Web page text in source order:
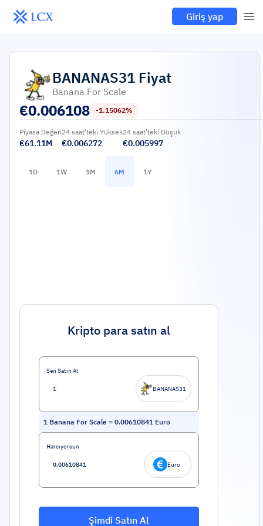
Giriş yap
BANANAS31 Fiyat
Banana For Scale
€0.006108 -1.15062%
Piyasa Değeri
€61.11M
24 saat'teki Yüksek
€0.006272
24 saat'teki Düşük
€0.005997
1D 1W 1M 6M 1Y
Kripto para satın al
Sen Satın Al
BANANAS31
1 Banana For Scale = 0.00610841 Euro
Harcıyorsun
Euro
Şimdi Satın Al